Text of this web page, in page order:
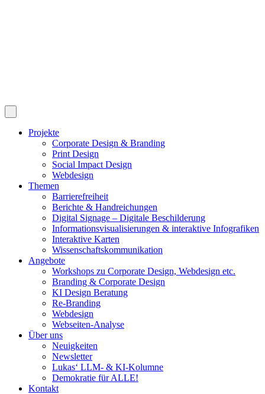
Projekte
Corporate Design & Branding
Print Design
Social Impact Design
Webdesign
Themen
Barrierefreiheit
Berichte & Handreichungen
Digital Signage – Digitale Beschilderung
Informationsvisualisierungen & interaktive Infografiken
Interaktive Karten
Wissenschaftskommunikation
Angebote
Workshops zu Corporate Design, Webdesign etc.
Branding & Corporate Design
KI Design Beratung
Re-Branding
Webdesign
Webseiten-Analyse
Über uns
Neuigkeiten
Newsletter
Lukas‘ LLM- & KI-Kolumne
Demokratie für ALLE!
Kontakt